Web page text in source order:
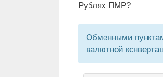
Рублях ПМР?
Обменными
валютной